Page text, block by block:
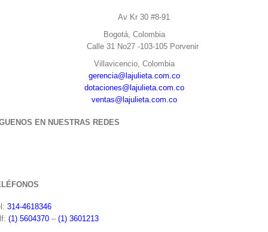
Av Kr 30 #8-91
Bogotá, Colombia
Calle 31 No27 -103-105 Porvenir
Villavicencio, Colombia
gerencia@lajulieta.com.co
dotaciones@lajulieta.com.co
ventas@lajulieta.com.co
EN NUESTRAS REDES
314-4618346
(1) 5604370 – (1) 3601213